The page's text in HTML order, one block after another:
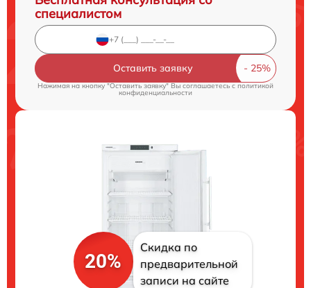
специалистом
Оставить заявку
Нажимая на кнопку "Оставить заявку" Вы соглашаетесь cполитикой
конфиденциальности
20%
Скидка по
предварительной
записи на сайте